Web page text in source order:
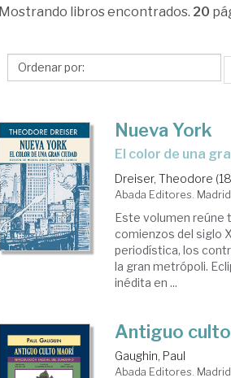
la
Abada
Mostrando libros encontrados. 20
Nueva York
el color de una
Dreiser, Theodore
Abada Editores.
Este volumen reúne
comienzos del siglo
periodística, los
la gran metrópoli.
inédita en ...
Antiguo
Gaughin, Paul
Abada Editores.